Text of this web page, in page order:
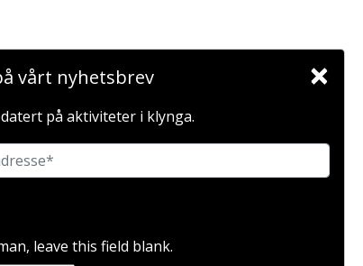
vårt nyhetsbrev ×
på aktiviteter i klynga.
leave this field blank.